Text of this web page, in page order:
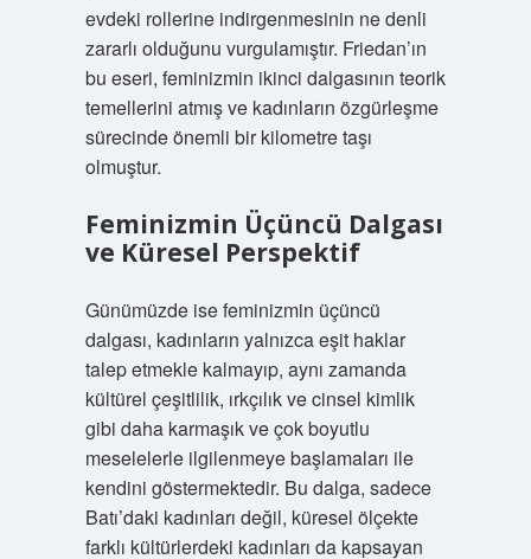
evdeki rollerine indirgenmesinin ne denli
zararlı olduğunu vurgulamıştır. Friedan’ın
bu eseri, feminizmin ikinci dalgasının teorik
temellerini atmış ve kadınların özgürleşme
sürecinde önemli bir kilometre taşı
olmuştur.
Feminizmin Üçüncü Dalgası
ve Küresel Perspektif
Günümüzde ise feminizmin üçüncü
dalgası, kadınların yalnızca eşit haklar
talep etmekle kalmayıp, aynı zamanda
kültürel çeşitlilik, ırkçılık ve cinsel kimlik
gibi daha karmaşık ve çok boyutlu
meselelerle ilgilenmeye başlamaları ile
kendini göstermektedir. Bu dalga, sadece
Batı’daki kadınları değil, küresel ölçekte
farklı kültürlerdeki kadınları da kapsayan